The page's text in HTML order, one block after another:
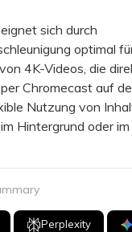
sich durch
optimal
4K-Videos, die
Chromecast auf
Nutzung von
Hintergrund oder
Perplexity